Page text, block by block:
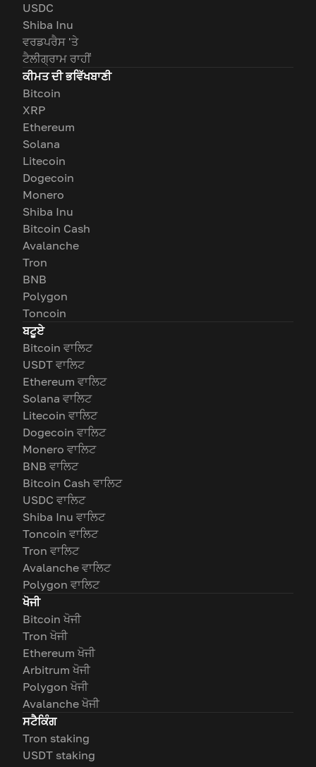
USDC
Shiba Inu
ਵਰਡਪਰੈਸ 'ਤੇ
ਟੈਲੀਗ੍ਰਾਮ ਰਾਹੀਂ
ਕੀਮਤ ਦੀ ਭਵਿੱਖਬਾਣੀ
Bitcoin
XRP
Ethereum
Solana
Litecoin
Dogecoin
Monero
Shiba Inu
Bitcoin Cash
Avalanche
Tron
BNB
Polygon
Toncoin
ਬਟੂਏ
Bitcoin ਵਾਲਿਟ
USDT ਵਾਲਿਟ
Ethereum ਵਾਲਿਟ
Solana ਵਾਲਿਟ
Litecoin ਵਾਲਿਟ
Dogecoin ਵਾਲਿਟ
Monero ਵਾਲਿਟ
BNB ਵਾਲਿਟ
Bitcoin Cash ਵਾਲਿਟ
USDC ਵਾਲਿਟ
Shiba Inu ਵਾਲਿਟ
Toncoin ਵਾਲਿਟ
Tron ਵਾਲਿਟ
Avalanche ਵਾਲਿਟ
Polygon ਵਾਲਿਟ
ਖੋਜੀ
Bitcoin ਖੋਜੀ
Tron ਖੋਜੀ
Ethereum ਖੋਜੀ
Arbitrum ਖੋਜੀ
Polygon ਖੋਜੀ
Avalanche ਖੋਜੀ
ਸਟੈਕਿੰਗ
Tron staking
USDT staking